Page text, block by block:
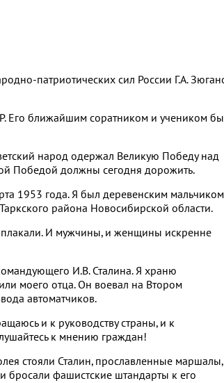
патриотических сил России Г.А.
Его ближайшим соратником и учеником
народ одержал Великую Победу над
Победой должны сегодня дорожить.
1953 года. Я был деревенским
района Новосибирской области.
И мужчины, и женщины искренне
И.В. Сталина. Я храню
моего отца. Он воевал на Втором
автоматчиков.
и к руководству страны, и к
к мнению граждан!
стояли Сталин, прославленные маршалы,
бросали фашистские штандарты к его